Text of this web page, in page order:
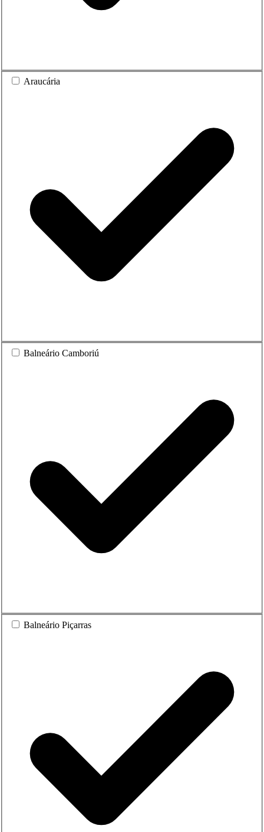
Araucária
Balneário Camboriú
Balneário Piçarras